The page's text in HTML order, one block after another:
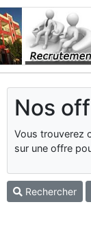
Nos
Vous trouverez
sur une offre
Rechercher